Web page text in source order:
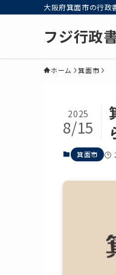
大阪府箕面市の行政
フジ行政
ホーム 箕面市
2025
8/15
箕面市